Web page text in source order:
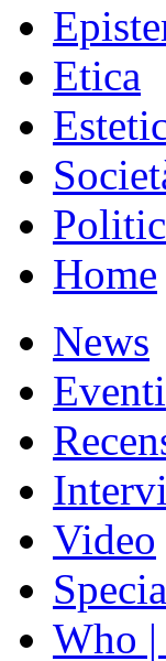
Etica
Home
News
Eventi
Video
Who